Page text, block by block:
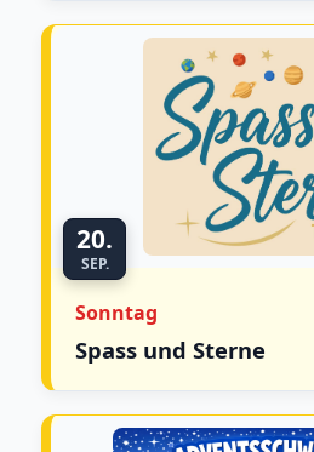
20.
SEP.
Sonntag
Spass und Sterne